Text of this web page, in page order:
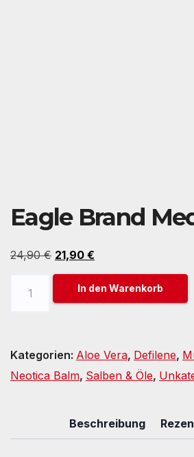
Eagle Brand
24,90€ Ursprünglicher
Preis
21,90 €
Preis
ist:
Menge
In den Warenkorb
Kategorien: Aloe Vera, Defilene,
Neotica Balm, Salben & Öle,
Beschreibung